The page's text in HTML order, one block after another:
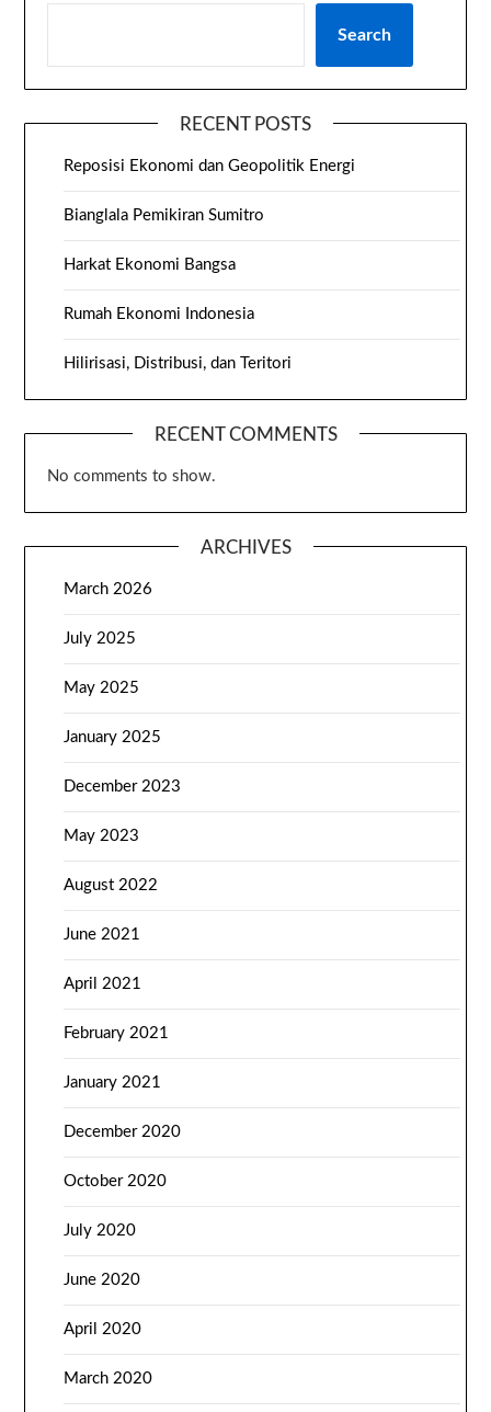
Search
RECENT POSTS
Reposisi Ekonomi dan Geopolitik Energi
Bianglala Pemikiran Sumitro
Harkat Ekonomi Bangsa
Rumah Ekonomi Indonesia
Hilirisasi, Distribusi, dan Teritori
RECENT COMMENTS
No comments to show.
ARCHIVES
March 2026
July 2025
May 2025
January 2025
December 2023
May 2023
August 2022
June 2021
April 2021
February 2021
January 2021
December 2020
October 2020
July 2020
June 2020
April 2020
March 2020